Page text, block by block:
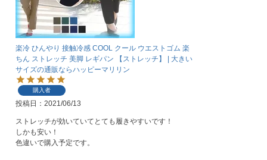
楽冷 ひんやり 接触冷感 COOL クール ウエストゴム 楽
ちん ストレッチ 美脚 レギパン 【ストレッチ】 | 大きい
サイズの通販ならハッピーマリリン
購入者
投稿日 2021/06/13
ストレッチが効いていてとても履きやすいです！
しかも安い！
色違いで購入予定です。